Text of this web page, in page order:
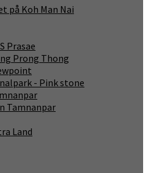
på Koh Man Nai
Prasae
Prong Thong
- Pink stone
Tamnanpar
Land